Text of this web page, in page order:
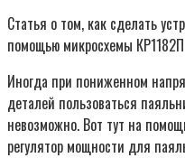
Статья о том, как сделать
помощью микросхемы
Иногда при пониженном
деталей пользоваться
невозможно. Вот тут на
регулятор мощности для